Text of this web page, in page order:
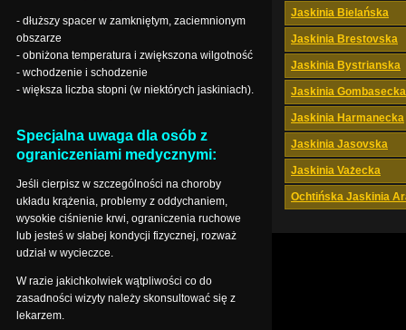
Jaskinia Bielańska
Jaskinia Brestovska
Jaskinia Bystrianska
Jaskinia Gombasecka
Jaskinia Harmanecka
Jaskinia Jasovska
Jaskinia Vażecka
Ochtińska Jaskinia
- dłuższy spacer w zamkniętym, zaciemnionym
obszarze
- obniżona temperatura i zwiększona wilgotność
- wchodzenie i schodzenie
- większa liczba stopni (w niektórych jaskiniach).
Specjalna uwaga dla osób z
ograniczeniami medycznymi:
Jeśli cierpisz w szczególności na choroby
układu krążenia, problemy z oddychaniem,
wysokie ciśnienie krwi, ograniczenia ruchowe
lub jesteś w słabej kondycji fizycznej, rozważ
udział w wycieczce.
W razie jakichkolwiek wątpliwości co do
zasadności wizyty należy skonsultować się z
lekarzem.